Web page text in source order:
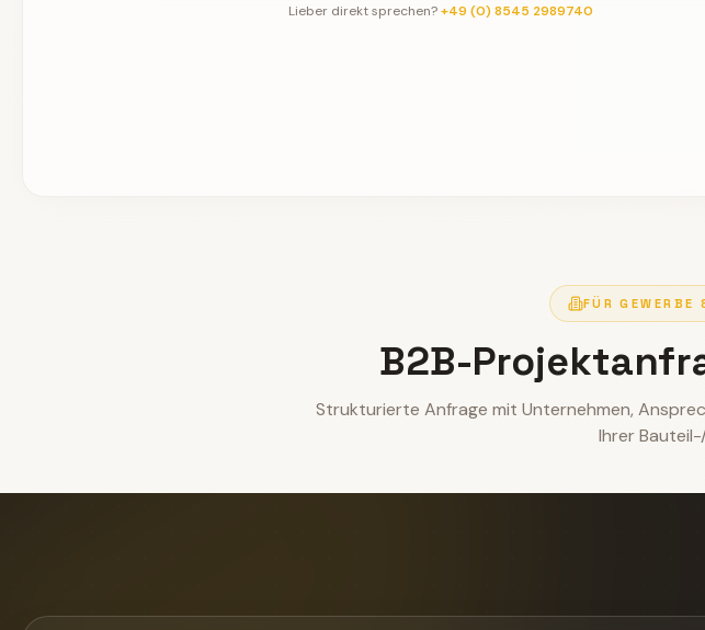
Lieber direkt sprechen? +49 (0) 8545 2989740
FÜR GEWERBE
B2B-
Strukturierte Anfrage mit Unternehmen,
Ihrer